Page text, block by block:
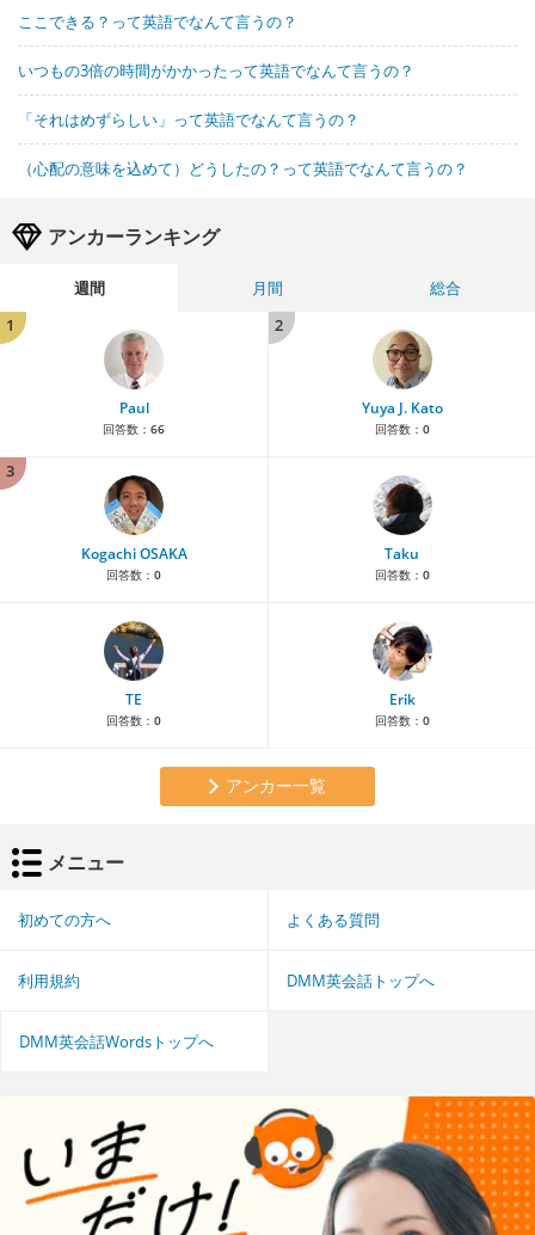
ここできる？って英語でなんて言うの？
いつもの3倍の時間がかかったって英語でなんて言うの？
「それはめずらしい」って英語でなんて言うの？
（心配の意味を込めて）どうしたの？って英語でなんて言うの？
アンカーランキング
週間 月間
総合
1
Paul
回答数： 66
2
Yuya J. Kato
回答数： 0
3
Kogachi OSAKA
回答数： 0
Taku
回答数： 0
TE
回答数： 0
Erik
回答数： 0
アンカー一覧
メニュー
初めての方へ よくある質問
利用規約 DMM英会話トップへ
DMM英会話Wordsトップへ